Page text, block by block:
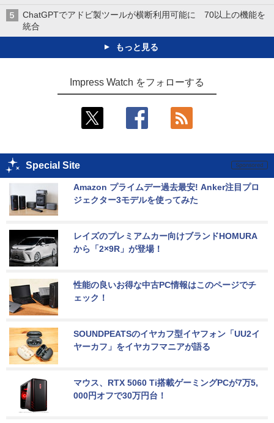
ChatGPTでアドビ製ツールが横断利用可能に 70以上の機能を
統合
もっと見る
Impress Watch をフォローする
Special Site
Amazon プライムデー過去最安! Anker注目プロ
ジェクター3モデルを使ってみた
レイズのプレミアムカー向けブランドHOMURA
から「2×9R」が登場！
性能の良いお得な中古PC情報はこのページでチ
ェック！
SOUNDPEATSのイヤカフ型イヤフォン「UU2イ
ヤーカフ」をイヤカフマニアが語る
マウス、RTX 5060 Ti搭載ゲーミングPCが7万5,
000円オフで30万円台！